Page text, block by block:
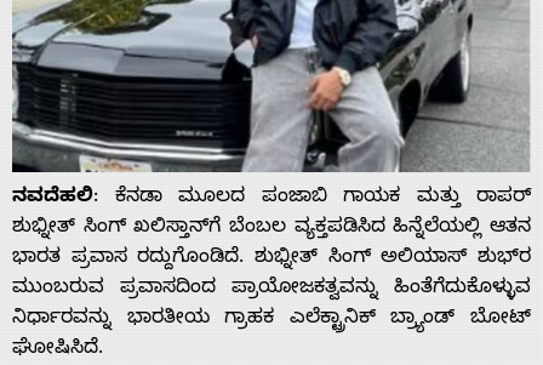
ನವದೆಹಲಿ: ಕೆನಡಾ ಮೂಲದ ಪಂಜಾಬಿ ಗಾಯಕ ಮತ್ತು ರಾಪರ್
ಶುಭ್ನೀತ್ ಸಿಂಗ್ ಖಲಿಸ್ತಾನ್‌ಗೆ ಬೆಂಬಲ ವ್ಯಕ್ತಪಡಿಸಿದ ಹಿನ್ನೆಲೆಯಲ್ಲಿ ಆತನ
ಭಾರತ ಪ್ರವಾಸ ರದ್ದುಗೊಂಡಿದೆ. ಶುಭ್ನೀತ್ ಸಿಂಗ್ ಅಲಿಯಾಸ್ ಶುಭ್‌ರ
ಮುಂಬರುವ ಪ್ರವಾಸದಿಂದ ಪ್ರಾಯೋಜಕತ್ವವನ್ನು ಹಿಂತೆಗೆದುಕೊಳ್ಳುವ
ನಿರ್ಧಾರವನ್ನು ಭಾರತೀಯ ಗ್ರಾಹಕ ಎಲೆಕ್ಟ್ರಾನಿಕ್ ಬ್ರ್ಯಾಂಡ್ ಬೋಟ್
ಘೋಷಿಸಿದೆ.